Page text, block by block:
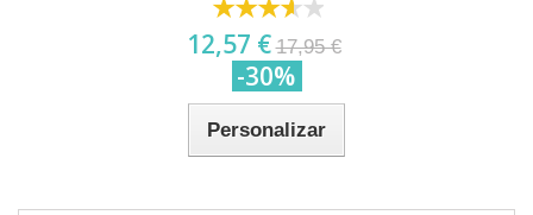
12,57 € 17,95 €
-30%
Personalizar